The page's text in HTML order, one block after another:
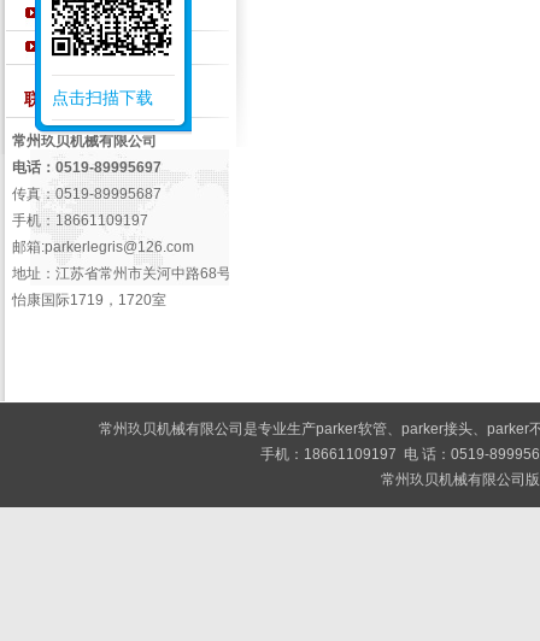
EMB液压管接头
盖茨GATES软管
联系我们 /Contact Us
常州玖贝机械有限公司
电话：0519-89995697
传真：0519-89995687
手机：18661109197
邮箱:parkerlegris@126.com
地址：江苏省常州市关河中路68号
怡康国际1719，1720室
常州玖贝机械有限公司是专业生产parker软管、parker接头、parker
手机：18661109197 电 话：0519-
常州玖贝机械有限公司
点击扫描下载